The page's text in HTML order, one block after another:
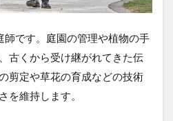
です。庭園の管理や植物の手
古くから受け継がれてきた伝
剪定や草花の育成などの技術
を維持します。